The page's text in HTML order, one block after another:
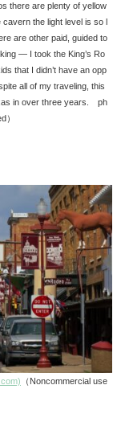
there are plenty of yellow
the light level is so l
are other paid, guided to
— I took the King’s Ro
that I didn’t have an opp
all of my traveling, this
in over three years. ph
）
（Noncommercial use